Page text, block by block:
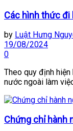
Các hình thức đi
by Luật Hưng
19/08/2024
0
Theo quy định
nước ngoài làm
Chứng chỉ hành